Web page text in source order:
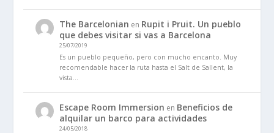
The Barcelonian en Rupit i Pruit. Un pueblo
que debes visitar si vas a Barcelona
25/07/2019
Es un pueblo pequeño, pero con mucho encanto. Muy
recomendable hacer la ruta hasta el Salt de Sallent, la
vista…
Escape Room Immersion en Beneficios de
alquilar un barco para actividades
24/05/2018